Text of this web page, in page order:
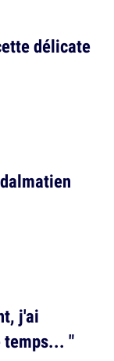
délicate
j'ai
temps... "